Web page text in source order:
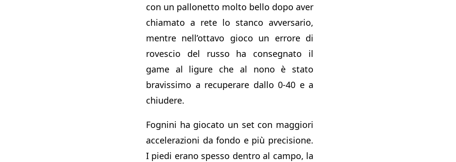
con un pallonetto molto bello dopo aver
chiamato a rete lo stanco avversario,
mentre nell’ottavo gioco un errore di
rovescio del russo ha consegnato il
game al ligure che al nono è stato
bravissimo a recuperare dallo 0-40 e a
chiudere.
Fognini ha giocato un set con maggiori
accelerazioni da fondo e più precisione.
I piedi erano spesso dentro al campo, la